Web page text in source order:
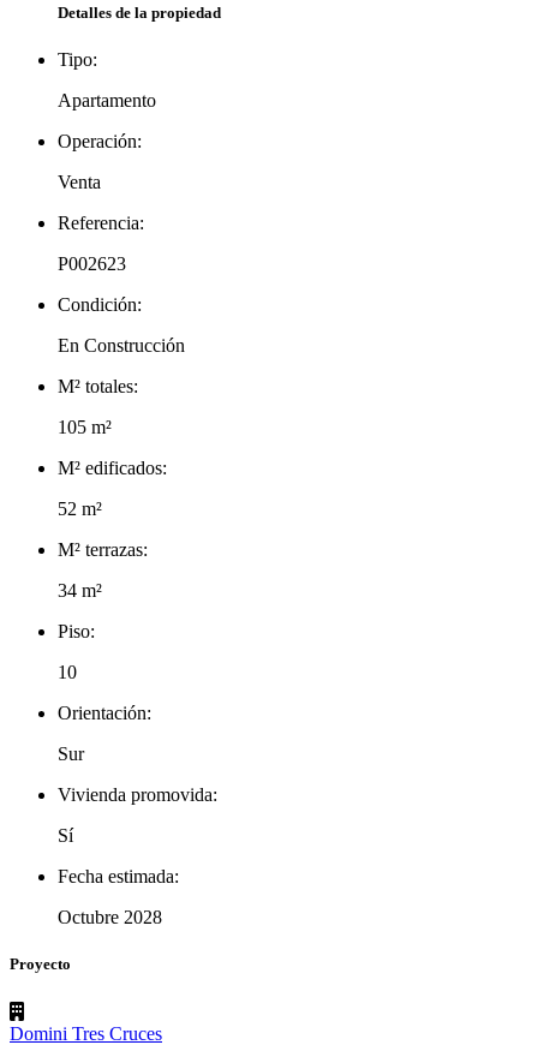
Detalles de la propiedad
Tipo:
Apartamento
Operación:
Venta
Referencia:
P002623
Condición:
En Construcción
M² totales:
105 m²
M² edificados:
52 m²
M² terrazas:
34 m²
Piso:
10
Orientación:
Sur
Vivienda promovida:
Sí
Fecha estimada:
Octubre 2028
Proyecto
Domini Tres Cruces